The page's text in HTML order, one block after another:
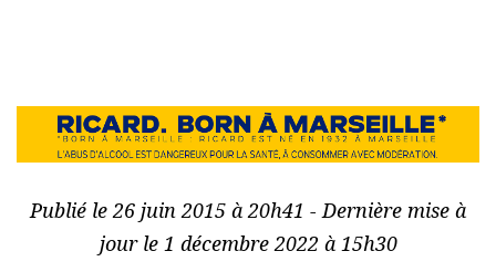
Publié le 26 juin 2015 à 20h41 - Dernière mise à
jour le 1 décembre 2022 à 15h30